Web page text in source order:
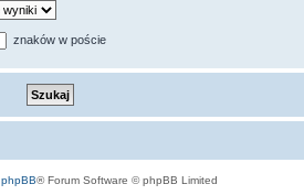
znaków w poście
phpBB® Forum Software © phpBB Limited